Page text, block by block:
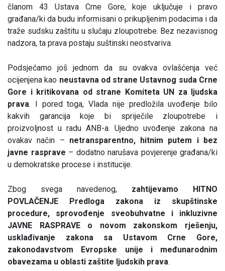
članom 43 Ustava Crne Gore, koje uključuje i pravo
građana/ki da budu informisani o prikupljenim podacima i da
traže sudsku zaštitu u slučaju zloupotrebe. Bez nezavisnog
nadzora, ta prava postaju suštinski neostvariva.
Podsjećamo još jednom da su ovakva ovlašćenja već
ocijenjena kao neustavna od strane Ustavnog suda Crne
Gore i kritikovana od strane Komiteta UN za ljudska
prava. I pored toga, Vlada nije predložila uvođenje bilo
kakvih garancija koje bi spriječile zloupotrebe i
proizvoljnost u radu ANB-a. Ujedno uvođenje zakona na
ovakav način – netransparentno, hitnim putem i bez
javne rasprave – dodatno narušava povjerenje građana/ki
u demokratske procese i institucije.
Zbog svega navedenog, zahtijevamo HITNO
POVLAČENJE Predloga zakona iz skupštinske
procedure, sprovođenje sveobuhvatne i inkluzivne
JAVNE RASPRAVE o novom zakonskom rješenju,
usklađivanje zakona sa Ustavom Crne Gore,
zakonodavstvom Evropske unije i međunarodnim
obavezama u oblasti zaštite ljudskih prava.